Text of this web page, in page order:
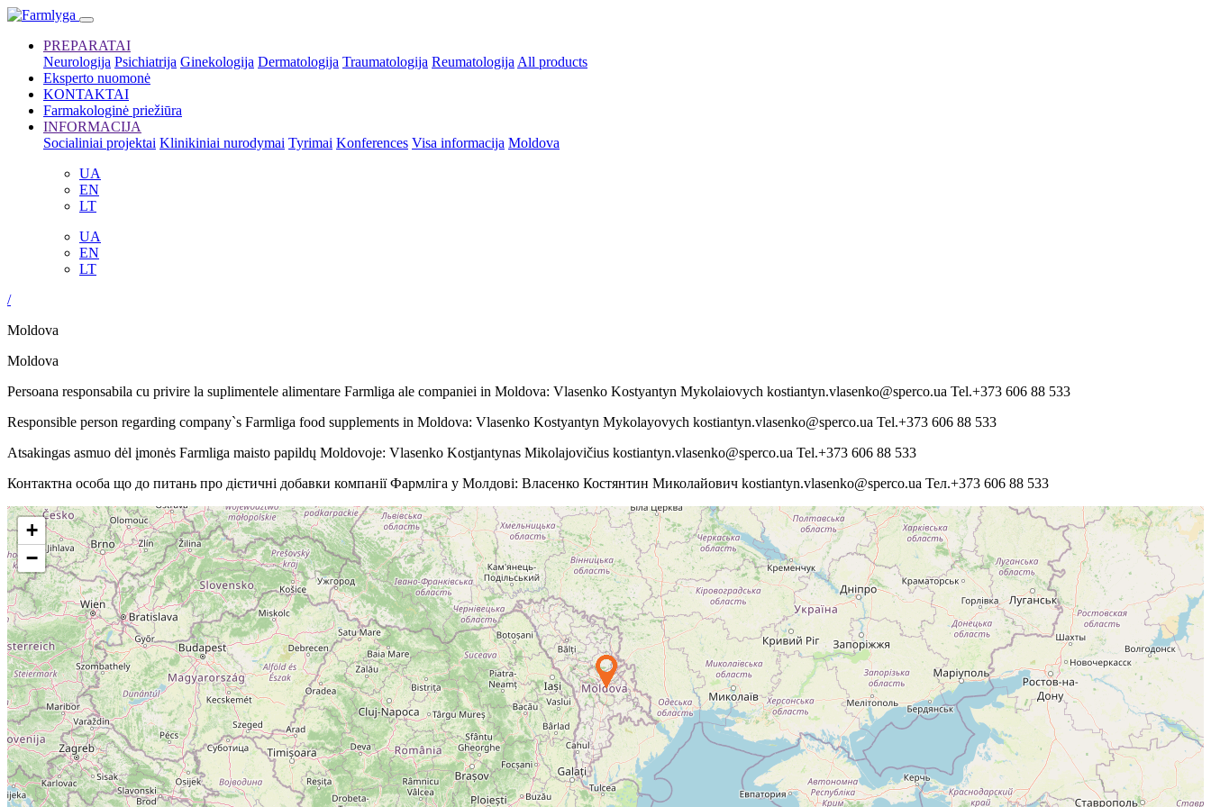
PREPARATAI
Neurologija Psichiatrija Ginekologija Dermatologija Traumatologija Reumatologija All products
Eksperto nuomonė
KONTAKTAI
Farmakologinė priežiūra
INFORMACIJA
Socialiniai projektai Klinikiniai nurodymai Tyrimai Konferences Visa informacija Moldova
UA
EN
LT
UA
EN
LT
/
Moldova
Moldova
Persoana responsabila cu privire la suplimentele alimentare Farmliga ale companiei in Moldova: Vlasenko Kostyantyn Mykolaiovych kostiantyn.vlasenko@sperco.ua Tel.+373 606 88 533
Responsible person regarding company`s Farmliga food supplements in Moldova: Vlasenko Kostyantyn Mykolayovych kostiantyn.vlasenko@sperco.ua Tel.+373 606 88 533
Atsakingas asmuo dėl įmonės Farmliga maisto papildų Moldovoje: Vlasenko Kostjantynas Mikolajovičius kostiantyn.vlasenko@sperco.ua Tel.+373 606 88 533
Контактна особа що до питань про дієтичні добавки компанії Фармліга у Молдові: Власенко Костянтин Миколайович kostiantyn.vlasenko@sperco.ua Тел.+373 606 88 533
+
−